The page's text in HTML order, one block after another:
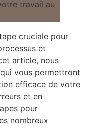
cruciale pour
et
article, nous
vous permettront
efficace de votre
et en
pour
nombreux